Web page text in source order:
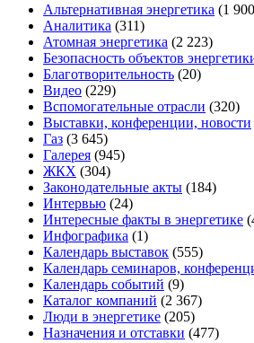
Альтернативная энергетика (1
Аналитика (311)
Атомная энергетика (2 223)
Безопасность объектов
Благотворительность (20)
Видео (229)
Вспомогательные отрасли (320)
Выставки, конференции, новости
Газ (3 645)
Галерея (945)
ЖКХ (304)
Законодательные акты (184)
Интервью (24)
Интересные факты в энергетике
Инфографика (1)
Календарь выставок (555)
Календарь семинаров,
Календарь событий (9)
Каталог компаний (2 367)
Люди в энергетике (205)
Назначения и отставки (477)